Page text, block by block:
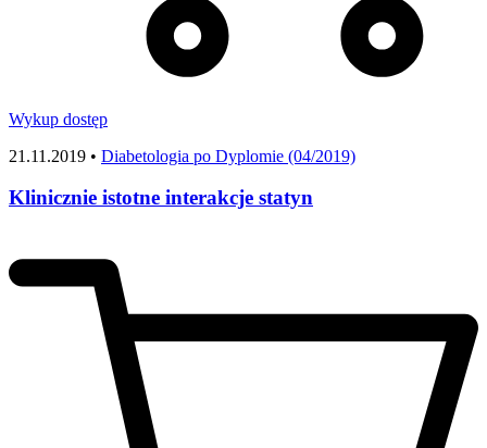
Wykup dostęp
21.11.2019 • Diabetologia po Dyplomie (04/2019)
Klinicznie istotne interakcje statyn